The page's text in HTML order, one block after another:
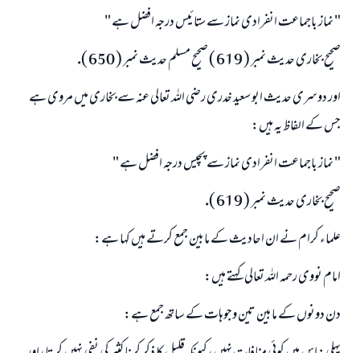
" نماز باجماعت انفرادى نماز سے ستائيس درجہ افضل ہے "
صحيح بخارى حديث نمبر ( 619 ) صحيح مسلم حديث نمبر ( 650 ).
اور دوسرى حديث ابو سعيد خدرى رضى اللہ تعالى عنہ سے بخارى ميں مروى ہے
جس كے الفاظ يہ ہيں:
" نماز باجماعت انفرادى نماز سے پچيس درجہ افضل ہے "
صحيح بخارى حديث نمبر ( 619 ).
علماء كرام نے ان احاديث كے مابين جمع كرتے ہيں كہا ہے:
امام نووى رحمہ اللہ تعالى كہتے ہيں:
دن دونوں كے مابين تين وجوہات كے ساتھ جمع ہے: